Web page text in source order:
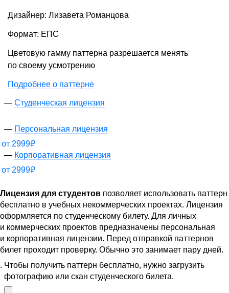
Дизайнер: Лизавета Романцова
Формат: ЕПС
Цветовую гамму паттерна разрешается менять
по своему усмотрению
Подробнее о паттерне
Студенческая лицензия
Персональная лицензия
от 2999₽
Корпоративная лицензия
от 2999₽
Лицензия для студентов позволяет использовать паттерн
бесплатно в учебных некоммерческих проектах. Лицензия
оформляется по студенческому билету. Для личных
и коммерческих проектов предназначены персональная
и корпоративная лицензии. Перед отправкой паттернов
билет проходит проверку. Обычно это занимает пару дней.
Чтобы получить паттерн бесплатно, нужно загрузить
фотографию или скан студенческого билета.